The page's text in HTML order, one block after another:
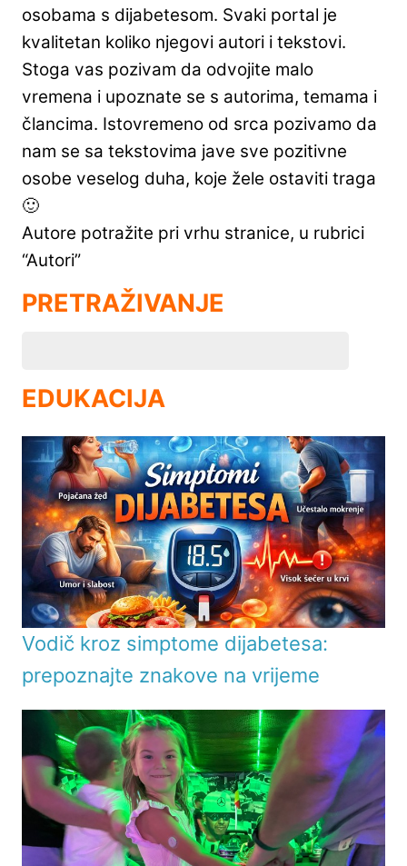
osobama s dijabetesom. Svaki portal je
kvalitetan koliko njegovi autori i tekstovi.
Stoga vas pozivam da odvojite malo
vremena i upoznate se s autorima, temama i
člancima. Istovremeno od srca pozivamo da
nam se sa tekstovima jave sve pozitivne
osobe veselog duha, koje žele ostaviti traga
🙂
Autore potražite pri vrhu stranice, u rubrici
“Autori”
PRETRAŽIVANJE
EDUKACIJA
Vodič kroz simptome dijabetesa:
prepoznajte znakove na vrijeme